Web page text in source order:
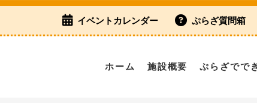
イベントカレンダー ぷらざ質問箱
ホーム 施設概要 ぷらざでで